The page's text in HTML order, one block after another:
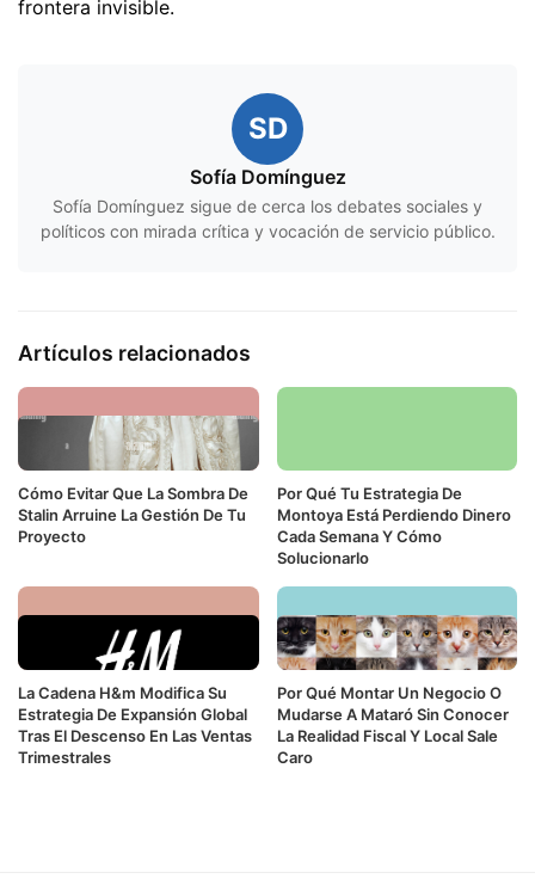
frontera invisible.
SD
Sofía Domínguez
Sofía Domínguez sigue de cerca los debates sociales y
políticos con mirada crítica y vocación de servicio público.
Artículos relacionados
Cómo Evitar Que La Sombra De
Stalin Arruine La Gestión De Tu
Proyecto
Por Qué Tu Estrategia De
Montoya Está Perdiendo Dinero
Cada Semana Y Cómo
Solucionarlo
La Cadena H&m Modifica Su
Estrategia De Expansión Global
Tras El Descenso En Las Ventas
Trimestrales
Por Qué Montar Un Negocio O
Mudarse A Mataró Sin Conocer
La Realidad Fiscal Y Local Sale
Caro